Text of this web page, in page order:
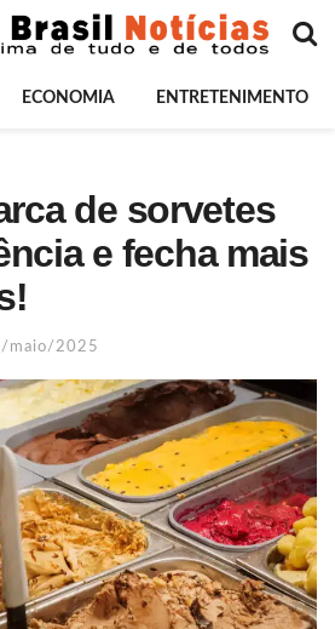
ECONOMIA ENTRETENIMENTO
de sorvetes
e fecha mais
maio/2025